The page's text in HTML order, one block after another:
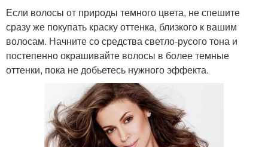
Если волосы от природы темного цвета, не спешите
сразу же покупать краску оттенка, близкого к вашим
волосам. Начните со средства светло-русого тона и
постепенно окрашивайте волосы в более темные
оттенки, пока не добьетесь нужного эффекта.